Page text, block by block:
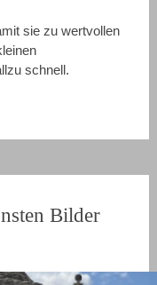
sie zu wertvollen
schnell.
Bilder